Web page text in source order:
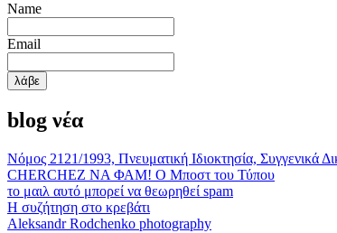
Name
Email
blog νέα
Νόμος 2121/1993, Πνευματική Ιδιοκτησία, Συγγενικά
CHERCHEZ ΝΑ ΦΑΜ! Ο Μποστ του Τύπου
το μαιλ αυτό μπορεί να θεωρηθεί spam
Η συζήτηση στο κρεβάτι
Aleksandr Rodchenko photography